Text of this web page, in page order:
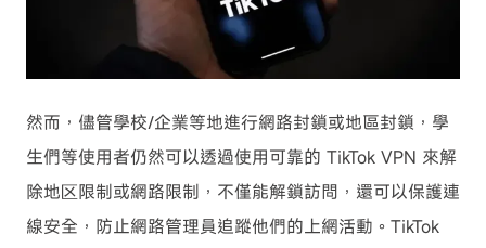
然而，儘管學校/企業等地進行網路封鎖或地區封鎖，學
生們等使用者仍然可以透過使用可靠的 TikTok VPN 來解
除地区限制或網路限制，不僅能解鎖訪問，還可以保護連
線安全，防止網路管理員追蹤他們的上網活動。TikTok